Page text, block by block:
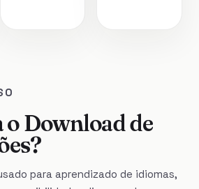
o Download de
para aprendizado de idiomas,